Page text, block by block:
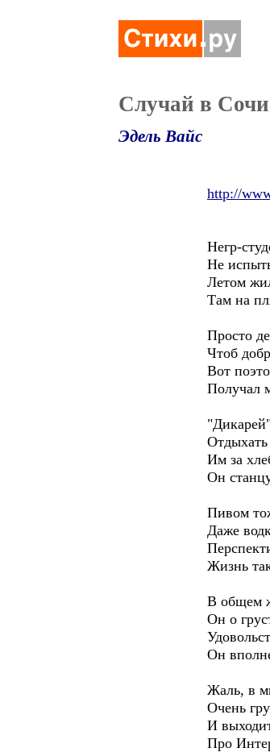
Случай в
Эдель Вайс
http://
Негр-
Не
Летом жил
Там на
Просто
Чтоб
Вот поэтому
Получал
"Дикарей"
Отдыхать не
Им за хлеб с
Он станцует
Пивом тоже
Даже водкой
Жизнь такую
В общем
Он о грусти
Он вполне б
Жаль, в
Очень
И выходит,
Про